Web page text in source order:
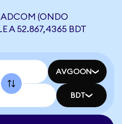
(ONDO
A 52.867,4365 BDT
AVGOON
BDT